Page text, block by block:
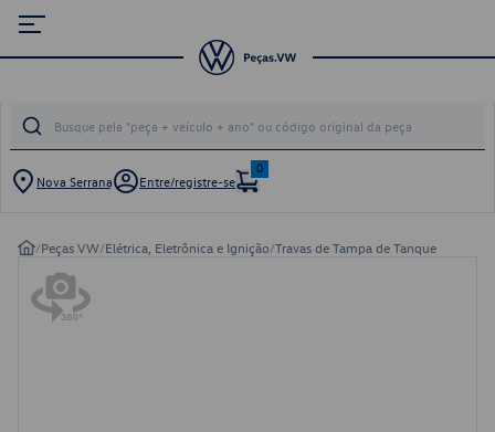
Nova Serrana Entre/registre-se
0
/Peças VW/Elétrica, Eletrônica e Ignição/Travas de Tampa de Tanque